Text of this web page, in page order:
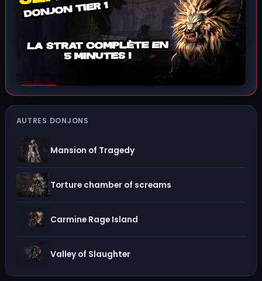
AUTRES DONJONS
Mansion of Tragedy
Torture chamber of screams
Carmine Rage Island
Valley of Slaughter